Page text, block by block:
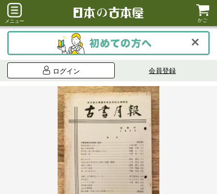
メニュー かご
ログイン 会員登録